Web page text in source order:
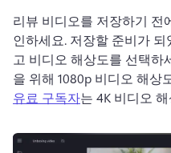
리뷰 비디오를 저장하기 전
인하세요. 저장할 준비가
고 비디오 해상도를 선택하
을 위해 1080p 비디오 해상
유료 구독자는 4K 비디오